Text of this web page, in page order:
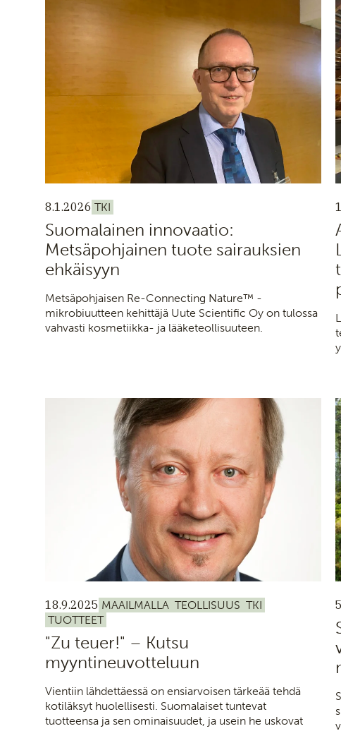
8.1.2026 TKI
Suomalainen innovaatio:
Metsäpohjainen tuote sairauksien
ehkäisyyn
Metsäpohjaisen Re-Connecting Nature™ -
mikrobiuutteen kehittäjä Uute Scientific Oy on tulossa
vahvasti kosmetiikka- ja lääketeollisuuteen.
18.9.2025 MAAILMALLA TEOLLISUUS TKI
TUOTTEET
"Zu teuer!" – Kutsu
myyntineuvotteluun
Vientiin lähdettäessä on ensiarvoisen tärkeää tehdä
kotiläksyt huolellisesti. Suomalaiset tuntevat
tuotteensa ja sen ominaisuudet, ja usein he uskovat